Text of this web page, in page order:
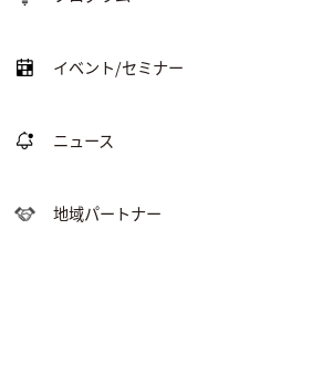
イベント/セミナー
ニュース
地域パートナー